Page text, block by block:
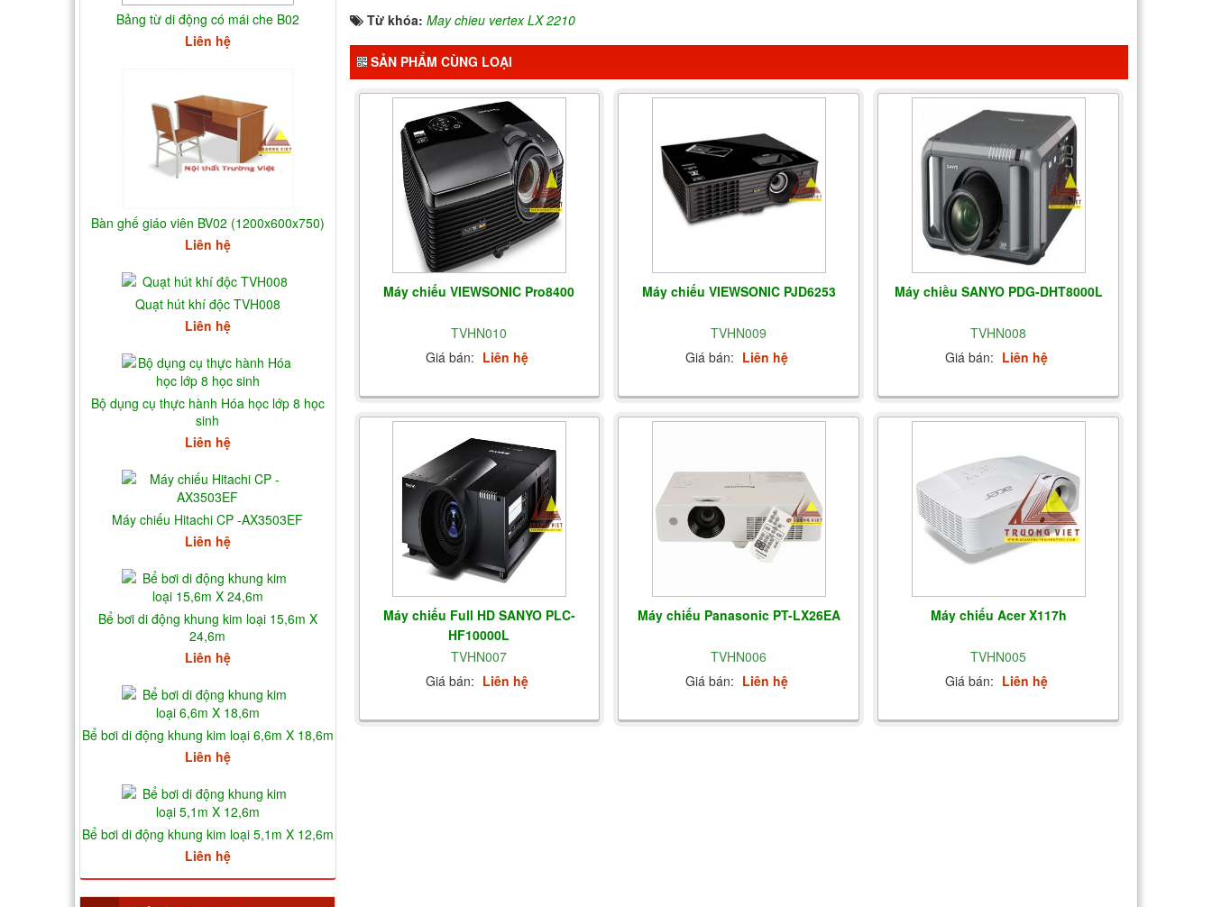
Từ khóa: May chieu vertex LX 2210
SẢN PHẨM CÙNG LOẠI
Máy chiếu VIEWSONIC Pro8400
TVHN010
Giá bán: Liên hệ
Máy chiếu VIEWSONIC PJD6253
TVHN009
Giá bán: Liên hệ
Máy chiều SANYO PDG-DHT8000L
TVHN008
Giá bán: Liên hệ
Máy chiếu Full HD SANYO PLC-
HF10000L
TVHN007
Giá bán: Liên hệ
Máy chiếu Panasonic PT-LX26EA
TVHN006
Giá bán: Liên hệ
Máy chiếu Acer X117h
TVHN005
Giá bán: Liên hệ
Bảng từ di động có mái che B02
Liên hệ
Bàn ghế giáo viên BV02 (1200x600x750)
Liên hệ
Quạt hút khí độc TVH008
Liên hệ
Bộ dụng cụ thực hành Hóa học lớp 8 học
sinh
Liên hệ
Máy chiếu Hitachi CP -AX3503EF
Liên hệ
Bể bơi di động khung kim loại 15,6m X
24,6m
Liên hệ
Bể bơi di động khung kim loại 6,6m X 18,6m
Liên hệ
Bể bơi di động khung kim loại 5,1m X 12,6m
Liên hệ